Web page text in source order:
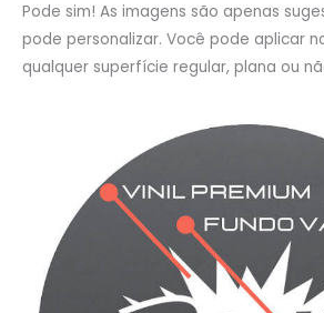
Pode sim! As imagens são apenas
pode personalizar. Você pode aplicar
qualquer superfície regular, plana ou